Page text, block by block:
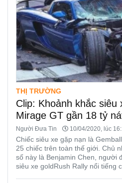
THỊ TRƯỜNG
Clip: Khoảnh khắc siêu
Mirage GT gần 18 tỷ
Người Đưa Tin 10/04/2020, lúc
Chiếc siêu xe gặp nạn là
25 chiếc trên toàn thế giới. Chủ
số này là Benjamin Chen, người
siêu xe goldRush Rally nổi tiếng